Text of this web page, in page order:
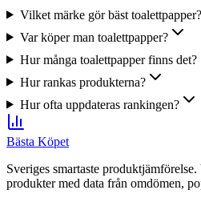
Vilket märke gör bäst toalettpapper?
Var köper man toalettpapper?
Hur många toalettpapper finns det?
Hur rankas produkterna?
Hur ofta uppdateras rankingen?
Bästa Köpet
Sveriges smartaste
produkter med data från omdömen,